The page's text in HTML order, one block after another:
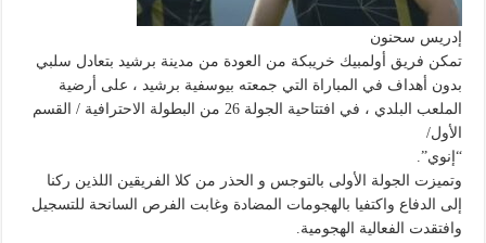
إدريس سحنون
تمكن فريق أولمبيك خريبكة من العودة من مدينة برشيد بتعادل سلبي
بدون أهداف في المباراة التي جمعته بيوسفية برشيد ، على أرضية
الملعب البلدي ، في افتتاحية الجولة 26 من البطولة الاحترافية / القسم
الأول/
“إنوي”.
وتميزت الجولة الأولى بالتوجس و الحذر من كلا الفريقين اللذين ركنا
إلى الدفاع واكتفيا بالهجومات المضادة وغابت الفرص السانحة للتسجيل
وافتقدت الفعالية الهجومية.